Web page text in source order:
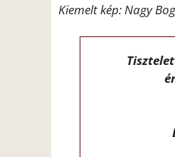
Kiemelt kép: Nagy